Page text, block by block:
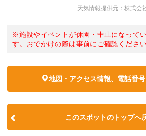
天気情報提供元：株式会
※施設やイベントが休園・中止になって
す。おでかけの際は事前にご確認ください
地図・アクセス情報、電話番
このスポットのトップへ